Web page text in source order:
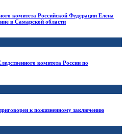
комитета Российской Федерации Елена
в Самарской области
комитета России по
к пожизненному заключению